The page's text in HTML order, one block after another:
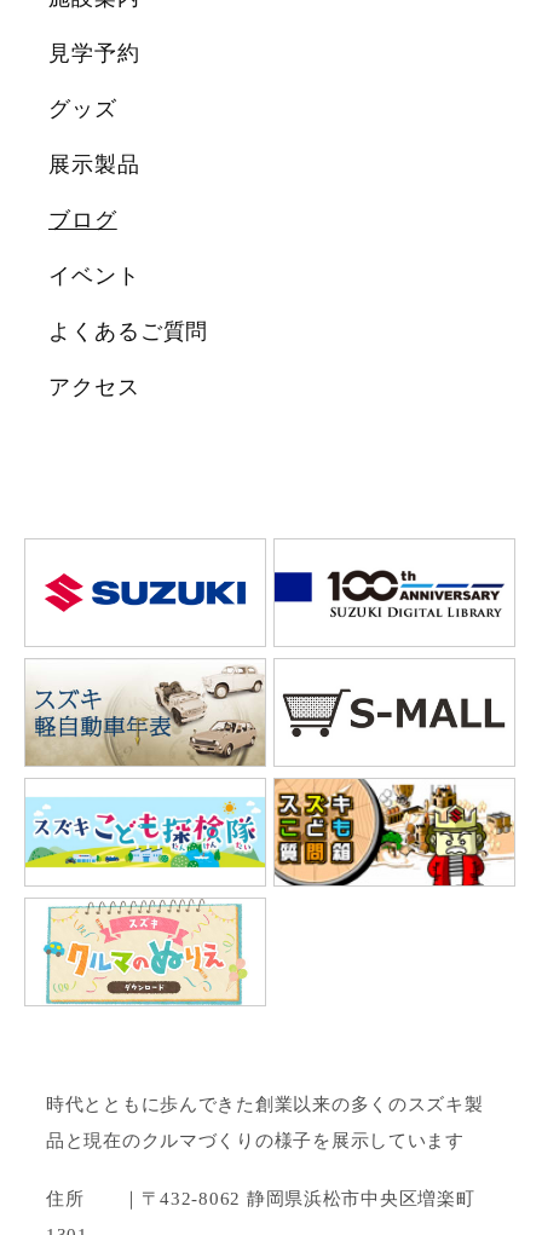
見学予約
グッズ
展示製品
ブログ
イベント
よくあるご質問
アクセス
時代とともに歩んできた創業以来の多くのスズキ製
品と現在のクルマづくりの様子を展示しています
住所 ｜〒432-8062 静岡県浜松市中央区増楽町